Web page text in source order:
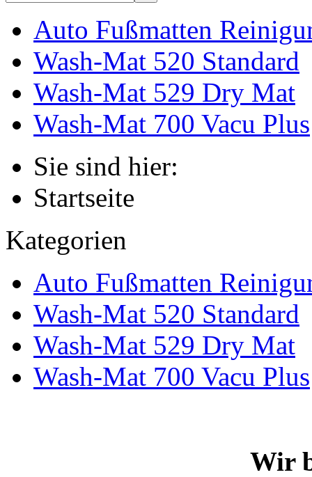
Auto Fußmatten
Wash-Mat 520 Standard
Wash-Mat 529 Dry Mat
Wash-Mat 700 Vacu Plus
Sie sind hier:
Startseite
Kategorien
Auto Fußmatten
Wash-Mat 520 Standard
Wash-Mat 529 Dry Mat
Wash-Mat 700 Vacu Plus
Wir